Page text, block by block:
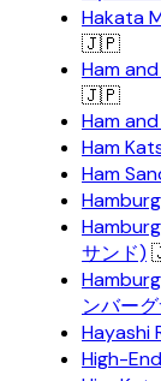
Hakata
🇯🇵
Ham
🇯🇵
Ham
Ham
Ham
サンド)
ンバー
Hayashi
High-